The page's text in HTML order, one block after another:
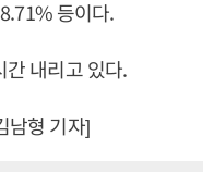
등이다.
내리고 있다.
남형 기자]